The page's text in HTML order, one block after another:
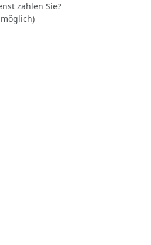
zahlen Sie?